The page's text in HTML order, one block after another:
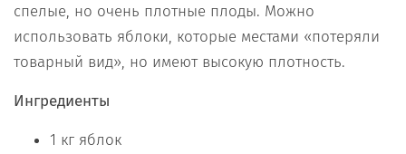
спелые, но очень плотные плоды. Можно
использовать яблоки, которые местами «потеряли
товарный вид», но имеют высокую плотность.
Ингредиенты
1 кг яблок